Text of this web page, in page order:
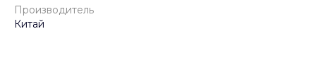
Производитель
Китай